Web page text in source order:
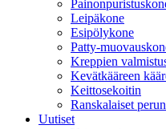
Leipäkone
Esipölykone
Patty-
Kreppien
Kevätkääreen
Keittosekoitin
Ranskalaiset
Uutiset